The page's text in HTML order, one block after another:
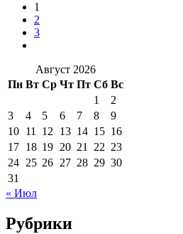
1
2
3
Август 2026
Пн Вт Ср Чт Пт Сб Вс
1
2
3
4 5 6 7 8
9
10 11 12 13 14 15 16
17 18 19 20 21 22 23
24 25 26 27 28 29 30
31
« Июл
Рубрики